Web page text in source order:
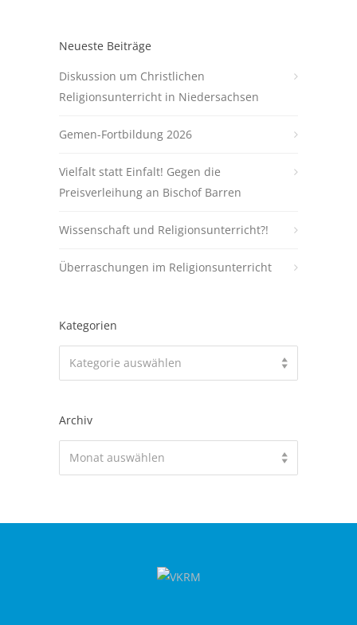
Neueste Beiträge
Diskussion um Christlichen
Religionsunterricht in Niedersachsen
Gemen-Fortbildung 2026
Vielfalt statt Einfalt! Gegen die
Preisverleihung an Bischof Barren
Wissenschaft und Religionsunterricht?!
Überraschungen im Religionsunterricht
Kategorien
Kategorien
Kategorie auswählen
Archiv
Archiv
Monat auswählen